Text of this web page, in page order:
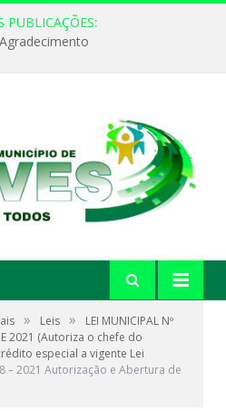
PUBLICAÇÕES:
» Leis »
LEI MUNICIPAL Nº
2021 (Autoriza o chefe do
especial a vigente Lei
– 2021 Autorização e Abertura de